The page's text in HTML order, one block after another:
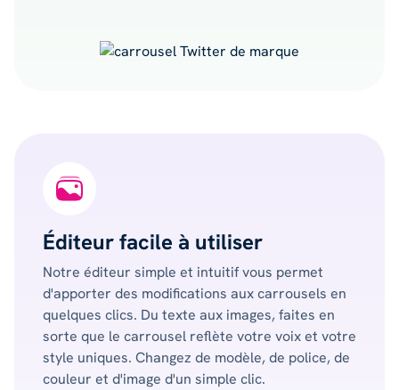
Éditeur facile à utiliser
Notre éditeur simple et intuitif vous permet
d'apporter des modifications aux carrousels en
quelques clics. Du texte aux images, faites en
sorte que le carrousel reflète votre voix et votre
style uniques. Changez de modèle, de police, de
couleur et d'image d'un simple clic.